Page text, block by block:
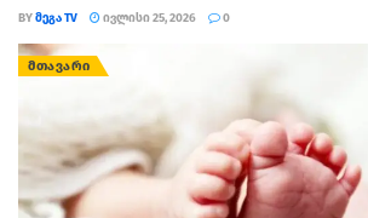
BYᲛᲔᲒᲐ TV ᲘᲕᲚᲘᲡᲘ 25, 2026 0
ᲛᲗᲐᲕᲐᲠᲘ